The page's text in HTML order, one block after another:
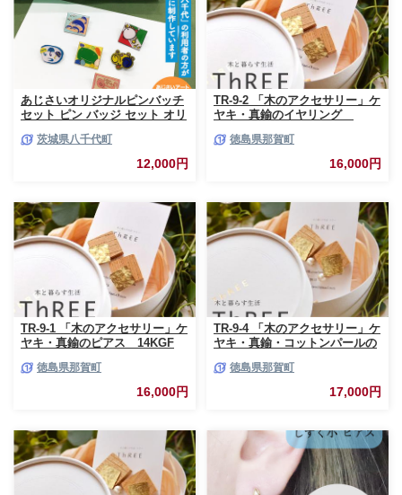
あじさいオリジナルピンバッチ
セット ピン バッジ セット オリ
さと納税 12000円 [AP004ya]
茨城県八千代町
12,000円
TR-9-2 「木のアクセサリー」ケ
ヤキ・真鍮のイヤリング
徳島県那賀町
16,000円
TR-9-1 「木のアクセサリー」ケ
ヤキ・真鍮のピアス 14KGF
徳島県那賀町
16,000円
TR-9-4 「木のアクセサリー」ケ
ヤキ・真鍮・コットンパールの
徳島県那賀町
17,000円